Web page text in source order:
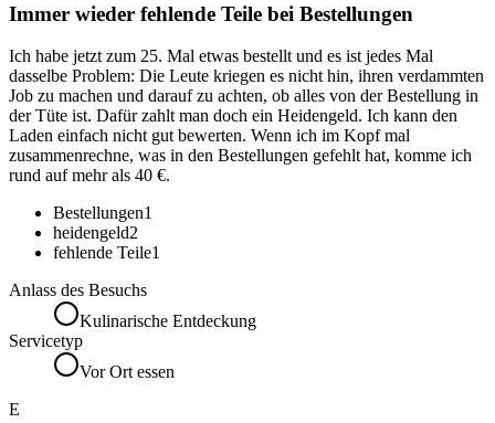
Immer wieder fehlende Teile bei Bestellungen
Ich habe jetzt zum 25. Mal etwas bestellt und es ist jedes Mal
dasselbe Problem: Die Leute kriegen es nicht hin, ihren verdammten
Job zu machen und darauf zu achten, ob alles von der Bestellung in
der Tüte ist. Dafür zahlt man doch ein Heidengeld. Ich kann den
Laden einfach nicht gut bewerten. Wenn ich im Kopf mal
zusammenrechne, was in den Bestellungen gefehlt hat, komme ich
rund auf mehr als 40 €.
Bestellungen1
heidengeld2
fehlende Teile1
Anlass des Besuchs
Kulinarische Entdeckung
Servicetyp
Vor Ort essen
E